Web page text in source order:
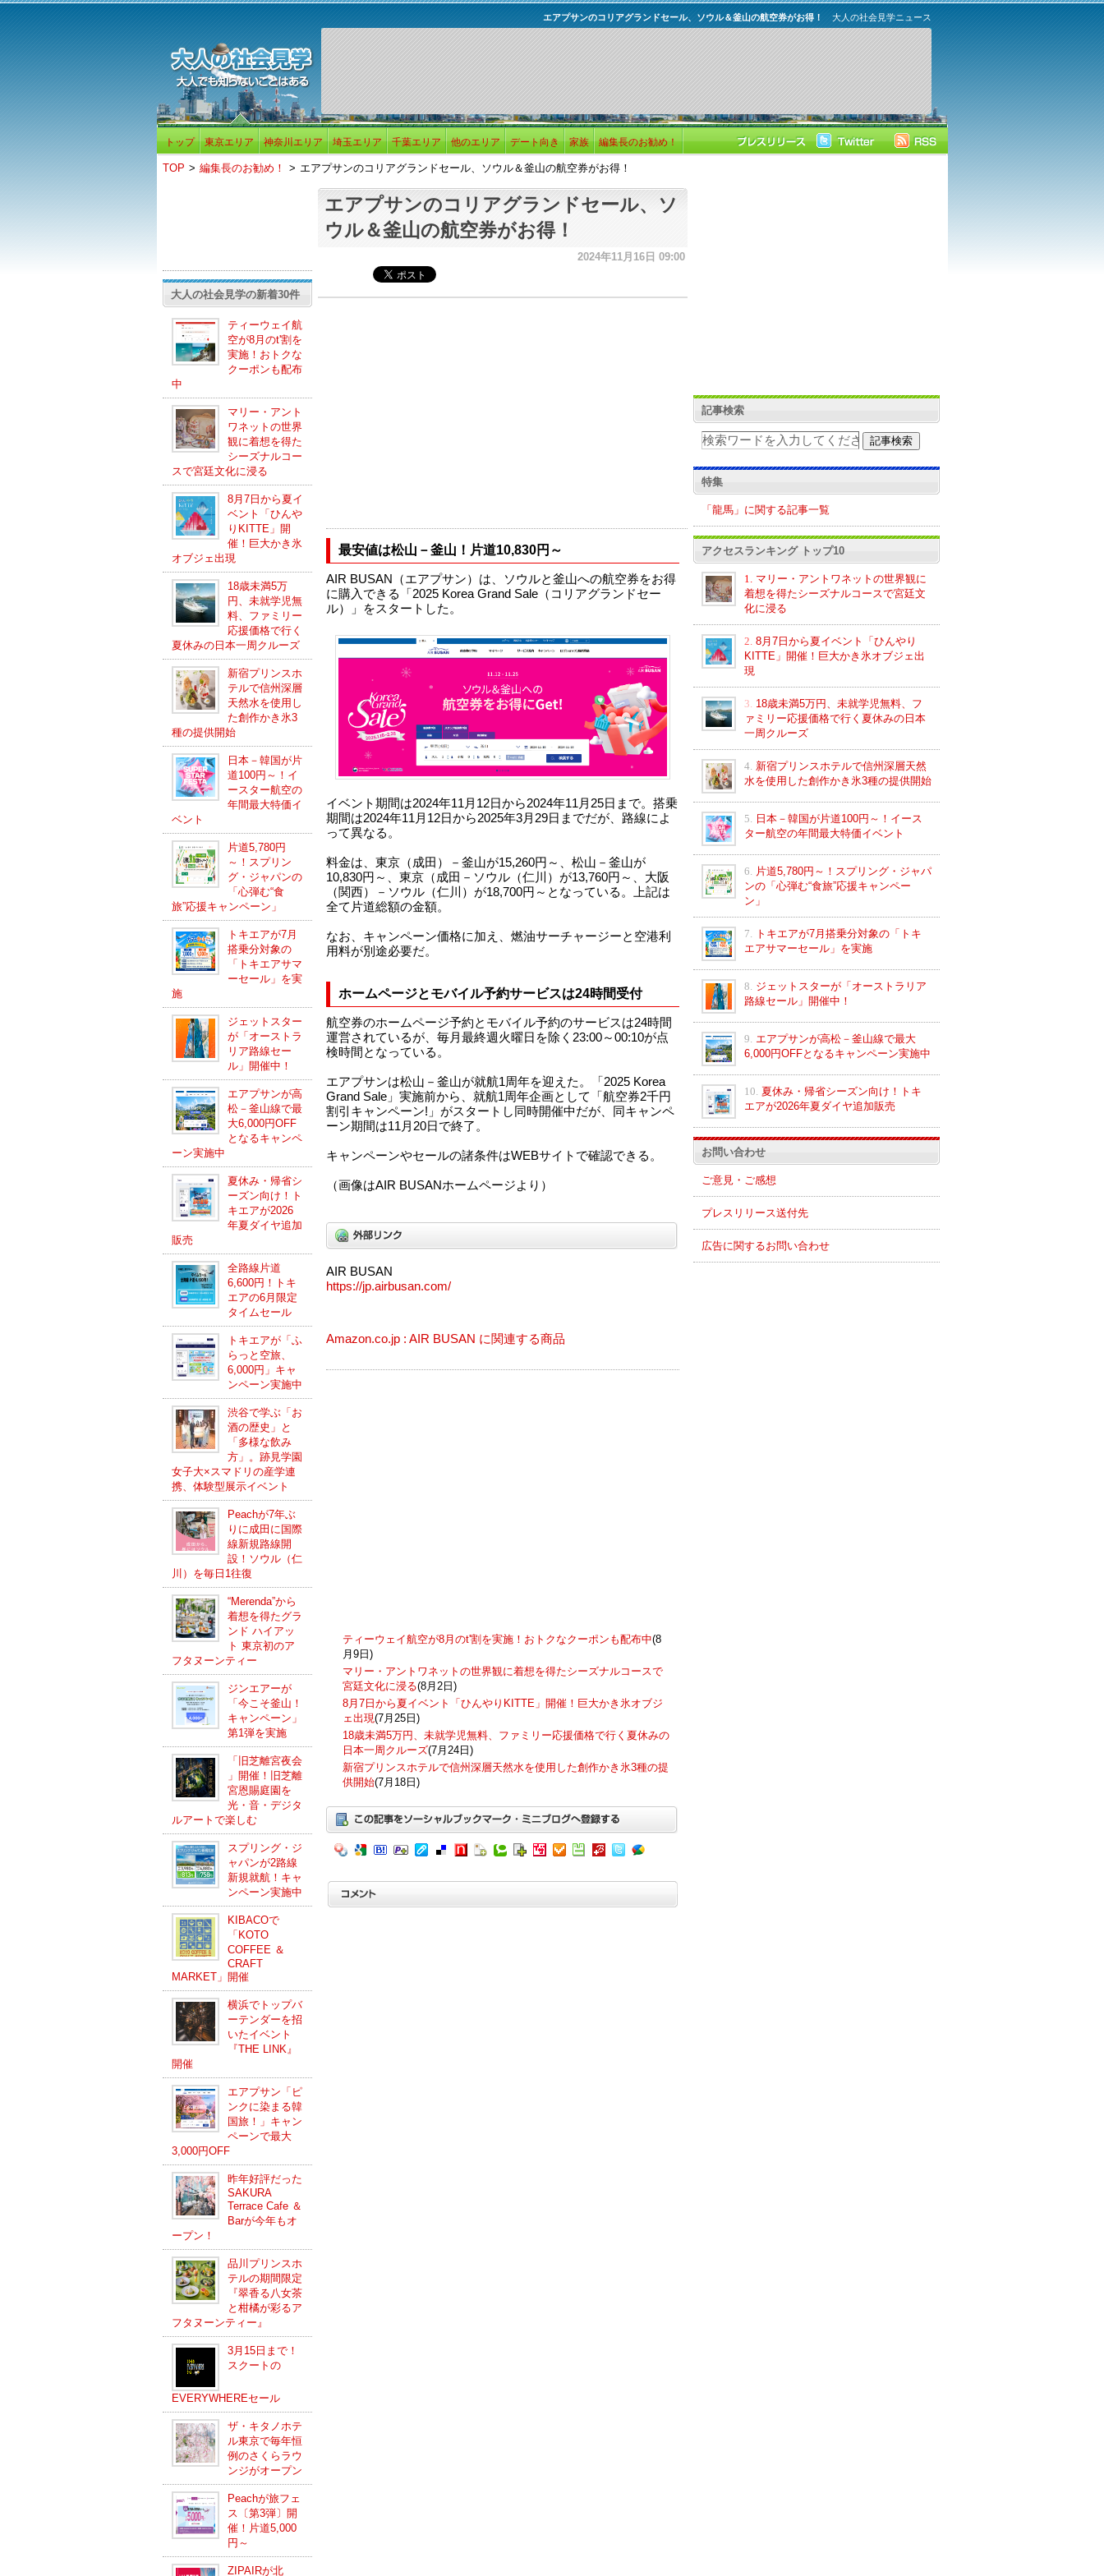
大人の社会見学ニュース
エアプサンのコリアグランドセール、ソウル＆釜山の航空券がお得！
トップ 東京エリア 神奈川エリア 埼玉エリア 千葉エリア 他のエリア デート向き 家族 編集長のお勧め！
TOP > 編集長のお勧め！ > エアプサンのコリアグランドセール、ソウル＆釜山の航空券がお得！
大人の社会見学の新着30件
ティーウェイ航
空が8月のt'割を
実施！おトクな
クーポンも配布
中
マリー・アント
ワネットの世界
観に着想を得た
シーズナルコー
スで宮廷文化に浸る
8月7日から夏イ
ベント「ひんや
りKITTE」開
催！巨大かき氷
オブジェ出現
18歳未満5万
円、未就学児無
料、ファミリー
応援価格で行く
夏休みの日本一周クルーズ
新宿プリンスホ
テルで信州深層
天然水を使用し
た創作かき氷3
種の提供開始
日本－韓国が片
道100円～！イ
ースター航空の
年間最大特価イ
ベント
片道5,780円
～！スプリン
グ・ジャパンの
「心弾む“食
旅”応援キャンペーン」
トキエアが7月
搭乗分対象の
「トキエアサマ
ーセール」を実
施
ジェットスター
が「オーストラ
リア路線セー
ル」開催中！
エアプサンが高
松－釜山線で最
大6,000円OFF
となるキャンペ
ーン実施中
夏休み・帰省シ
ーズン向け！ト
キエアが2026
年夏ダイヤ追加
販売
全路線片道
6,600円！トキ
エアの6月限定
タイムセール
トキエアが「ふ
らっと空旅、
6,000円」キャ
ンペーン実施中
渋谷で学ぶ「お
酒の歴史」と
「多様な飲み
方」。跡見学園
女子大×スマドリの産学連
携、体験型展示イベント
Peachが7年ぶ
りに成田に国際
線新規路線開
設！ソウル（仁
川）を毎日1往復
“Merenda”から
着想を得たグラ
ンド ハイアッ
ト 東京初のア
フタヌーンティー
ジンエアーが
「今こそ釜山！
キャンペーン」
第1弾を実施
「旧芝離宮夜会
」開催！旧芝離
宮恩賜庭園を
光・音・デジタ
ルアートで楽しむ
スプリング・ジ
ャパンが2路線
新規就航！キャ
ンペーン実施中
KIBACOで
「KOTO
COFFEE ＆
CRAFT
MARKET」開催
横浜でトップバ
ーテンダーを招
いたイベント
『THE LINK』
開催
エアプサン「ピ
ンクに染まる韓
国旅！」キャン
ペーンで最大
3,000円OFF
昨年好評だった
SAKURA
Terrace Cafe ＆
Barが今年もオ
ープン！
品川プリンスホ
テルの期間限定
『翠香る八女茶
と柑橘が彩るア
フタヌーンティー』
3月15日まで！
スクートの
EVERYWHEREセール
ザ・キタノホテ
ル東京で毎年恒
例のさくらラウ
ンジがオープン
Peachが旅フェ
ス〔第3弾〕開
催！片道5,000
円～
ZIPAIRが北
エアプサンのコリアグランドセール、ソ
ウル＆釜山の航空券がお得！
2024年11月16日 09:00
最安値は松山－釜山！片道10,830円～
AIR BUSAN（エアプサン）は、ソウルと釜山への航空券をお得
に購入できる「2025 Korea Grand Sale（コリアグランドセー
ル）」をスタートした。
イベント期間は2024年11月12日から2024年11月25日まで。搭乗
期間は2024年11月12日から2025年3月29日までだが、路線によ
って異なる。
料金は、東京（成田）－釜山が15,260円～、松山－釜山が
10,830円～、東京（成田－ソウル（仁川）が13,760円～、大阪
（関西）－ソウル（仁川）が18,700円～となっている。上記は
全て片道総額の金額。
なお、キャンペーン価格に加え、燃油サーチャージーと空港利
用料が別途必要だ。
ホームページとモバイル予約サービスは24時間受付
航空券のホームページ予約とモバイル予約のサービスは24時間
運営されているが、毎月最終週火曜日を除く23:00～00:10が点
検時間となっている。
エアプサンは松山－釜山が就航1周年を迎えた。「2025 Korea
Grand Sale」実施前から、就航1周年企画として「航空券2千円
割引キャンペーン!」がスタートし同時開催中だが、同キャンペ
ーン期間は11月20日で終了。
キャンペーンやセールの諸条件はWEBサイトで確認できる。
（画像はAIR BUSANホームページより）
AIR BUSAN
https://jp.airbusan.com/
Amazon.co.jp : AIR BUSAN に関連する商品
ティーウェイ航空が8月のt'割を実施！おトクなクーポンも配布中(8
月9日)
マリー・アントワネットの世界観に着想を得たシーズナルコースで
宮廷文化に浸る(8月2日)
8月7日から夏イベント「ひんやりKITTE」開催！巨大かき氷オブジ
ェ出現(7月25日)
18歳未満5万円、未就学児無料、ファミリー応援価格で行く夏休みの
日本一周クルーズ(7月24日)
新宿プリンスホテルで信州深層天然水を使用した創作かき氷3種の提
供開始(7月18日)
記事検索
特集
「龍馬」に関する記事一覧
アクセスランキング トップ10
1.
マリー・アントワネットの世界観に
着想を得たシーズナルコースで宮廷文
化に浸る
2. 8月7日から夏イベント「ひんやり
KITTE」開催！巨大かき氷オブジェ出
現
3. 18歳未満5万円、未就学児無料、フ
ァミリー応援価格で行く夏休みの日本
一周クルーズ
4. 新宿プリンスホテルで信州深層天然
水を使用した創作かき氷3種の提供開始
5.
日本－韓国が片道100円～！イース
ター航空の年間最大特価イベント
6.
片道5,780円～！スプリング・ジャパ
ンの「心弾む“食旅”応援キャンペー
ン」
7.
トキエアが7月搭乗分対象の「トキ
エアサマーセール」を実施
8. ジェットスターが「オーストラリア
路線セール」開催中！
9. エアプサンが高松－釜山線で最大
6,000円OFFとなるキャンペーン実施中
10. 夏休み・帰省シーズン向け！トキ
エアが2026年夏ダイヤ追加販売
お問い合わせ
ご意見・ご感想
プレスリリース送付先
広告に関するお問い合わせ